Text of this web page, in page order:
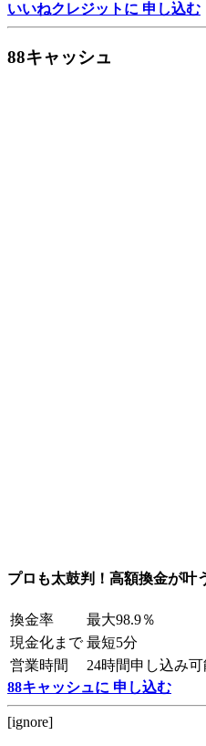
いいねクレジットに 申し込む
88キャッシュ
プロも太鼓判！高額換金が叶
換金率
最大98.9％
現金化まで 最短5分
営業時間
24時間申し込み
88キャッシュに 申し込む
[ignore]